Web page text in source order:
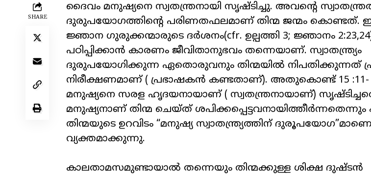
SHARE
ദൈവം മനുഷ്യനെ സ്വതന്ത്രനായി സൃഷ്ടിച്ചു. അവന്റെ
ദുരുപയോഗത്തിന്റെ പരിണതഫലമാണ് തിന്മ ജന്മം കൊണ്ടത്.
ജ്ഞാന ഗുരുക്കന്മാരുടെ ദർശനം(cfr. ഉല്പത്തി 3; ജ്ഞാനം
പഠിപ്പിക്കാൻ കാരണം ജീവിതാനുഭവം തന്നെയാണ്. സ്വാതന്ത്ര്യം
ദുരുപയോഗിക്കുന്ന ഏതൊരുവനും തിന്മയിൽ നിപതിക്കുന്നത്
നിരീക്ഷണമാണ് ( പ്രഭാഷകൻ കണ്ടതാണ്). അതുകൊണ്ട് 15
മനുഷ്യനെ സരള ഹൃദയനായാണ് ( സ്വതന്ത്രനായാണ്)
മനുഷ്യനാണ് തിന്മ ചെയ്ത്
തിന്മയുടെ ഉറവിടം “മനുഷ്യ സ്വാതന്ത്ര്യത്തിന്
വ്യക്തമാക്കുന്നു.
കാലതാമസമുണ്ടായാൽ തന്നെയും തിന്മക്കുള്ള ശിക്ഷ ദുഷ്ടൻ